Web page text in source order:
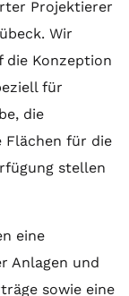
Projektierer
Wir
die Konzeption
für
die
Flächen für die
stellen
eine
Anlagen und
sowie eine